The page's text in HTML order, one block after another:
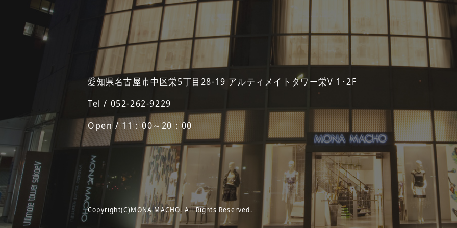
愛知県名古屋市中区栄5丁目28-19 アルティメイトタワー栄V 1･2F
Tel / 052-262-9229
Open / 11：00～20：00
Copyright(C)MONA MACHO. All Rights Reserved.